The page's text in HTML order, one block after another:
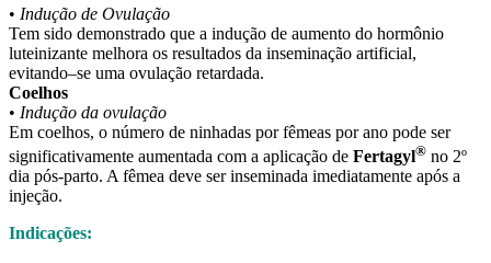
• Indução de Ovulação
Tem sido demonstrado que a indução de aumento do hormônio
luteinizante melhora os resultados da inseminação artificial,
evitando–se uma ovulação retardada.
Coelhos
• Indução da ovulação
Em coelhos, o número de ninhadas por fêmeas por ano pode ser
significativamente aumentada com a aplicação de Fertagyl® no 2º
dia pós-parto. A fêmea deve ser inseminada imediatamente após a
injeção.
Indicações: